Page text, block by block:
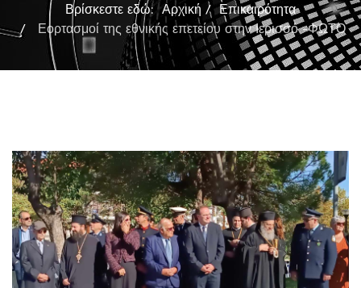
Βρίσκεστε εδώ:Αρχική
Επικαιρότητα
Εορτασμοί της εθνικής επετείου στην Ιερισσό -ΦΩΤΟ